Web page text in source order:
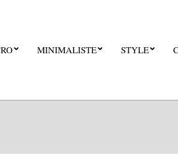
MINIMALISTE STYLE